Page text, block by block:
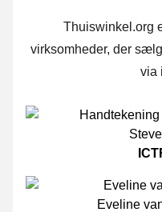
Thuiswinkel.org
virksomheder, der
via
Eveline